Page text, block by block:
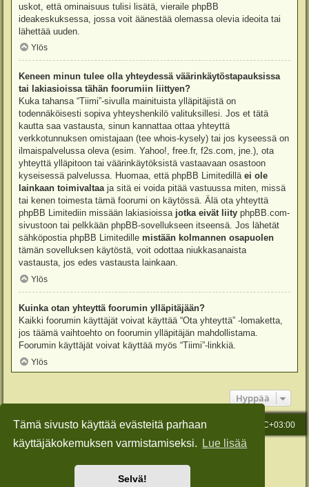
Tämä sivusto käyttää evästeitä parhaan
käyttäjäkokemuksen varmistamiseksi.
Lue lisää
Selvä!
uskot, että ominaisuus tulisi lisätä, vieraile phpBB
ideakeskuksessa , jossa voit äänestää olemassa olevia ideoita tai
lähettää uuden.
Ylös
Keneen minun tulee olla yhteydessä väärinkäytöstapauksissa
tai lakiasioissa tähän foorumiin liittyen?
Kuka tahansa “Tiimi”-sivulla mainituista ylläpitäjistä on
todennäköisesti sopiva yhteyshenkilö valituksillesi. Jos et tätä
kautta saa vastausta, sinun kannattaa ottaa yhteyttä
verkkotunnuksen omistajaan (tee whois-kysely) tai jos kyseessä on
ilmaispalvelussa oleva (esim. Yahoo!, free.fr, f2s.com, jne.), ota
yhteyttä ylläpitoon tai väärinkäytöksistä vastaavaan osastoon
kyseisessä palvelussa. Huomaa, että phpBB Limitedillä ei ole
lainkaan toimivaltaaja sitä ei voida pitää vastuussa miten, missä
tai kenen toimesta tämä foorumi on käytössä. Älä ota yhteyttä
phpBB Limitediin missään lakiasioissa jotka eivät liity phpBB.com-
sivustoon tai pelkkään phpBB-sovellukseen itseensä. Jos lähetät
sähköpostia phpBB Limitedille mistään kolmannen osapuolen
tämän sovelluksen käytöstä, voit odottaa niukkasanaista
vastausta, jos edes vastausta lainkaan.
Ylös
Kuinka otan yhteyttä foorumin ylläpitäjään?
Kaikki foorumin käyttäjät voivat käyttää “Ota yhteyttä” -lomaketta,
jos täämä vaihtoehto on foorumin ylläpitäjän mahdollistama.
Foorumin käyttäjät voivat käyttää myös “Tiimi”-linkkiä.
Ylös
Hyppää
Etusivu Kaikki ajat ovat UTC+03:00
Viesti Ylläpidolle
Keskustelufoorumin ohjelmistophpBB® Forum Software © phpBB Limited